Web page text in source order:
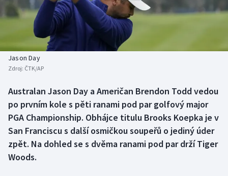
Baseball a softbal
Basketbal
Biatlon
Boby a skeleton
Box
Curling
Soutěže
Historické návraty
Aplikace ČT sport
AZ kvíz
Jason Day
Zdroj: ČTK/AP
Australan Jason Day a Američan Brendon Todd vedou
po prvním kole s pěti ranami pod par golfový major
PGA Championship. Obhájce titulu Brooks Koepka je v
San Franciscu s další osmičkou soupeřů o jediný úder
zpět. Na dohled se s dvěma ranami pod par drží Tiger
Woods.